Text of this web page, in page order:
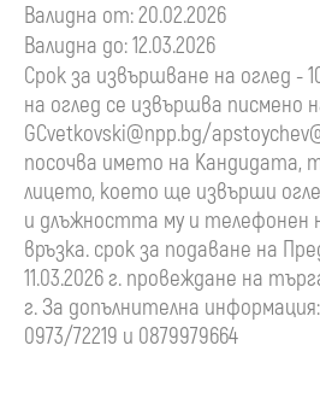
Валидна от: 20.02.2026
Валидна до: 12.03.2026
Срок за извършване на оглед -
на оглед се извършва писмено
GCvetkovski@npp.bg/
посочва името на Кандидата,
лицето, което ще извърши
и длъжността му и телефонен
връзка. срок за подаване на
11.03.2026 г. провеждане на
г. За допълнителна
0973/72219 и 0879979664